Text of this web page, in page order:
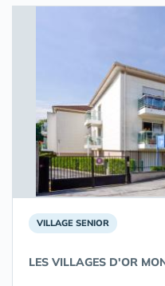
VILLAGE SENIOR
LES VILLAGES D'OR